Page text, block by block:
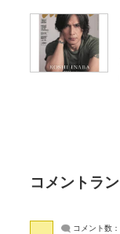
コメントラ
コメント数：